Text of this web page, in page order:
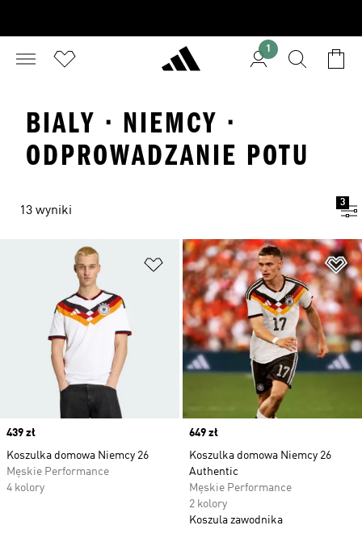
1
BIALY · NIEMCY ·
ODPROWADZANIE POTU
13 wyniki
3
Dodaj do listy życzeń
Price
439 zł
Koszulka domowa Niemcy 26
Męskie Performance
4 kolory
Price
649 zł
Koszulka domowa Niemcy 26
Authentic
Męskie Performance
2 kolory
Koszula zawodnika